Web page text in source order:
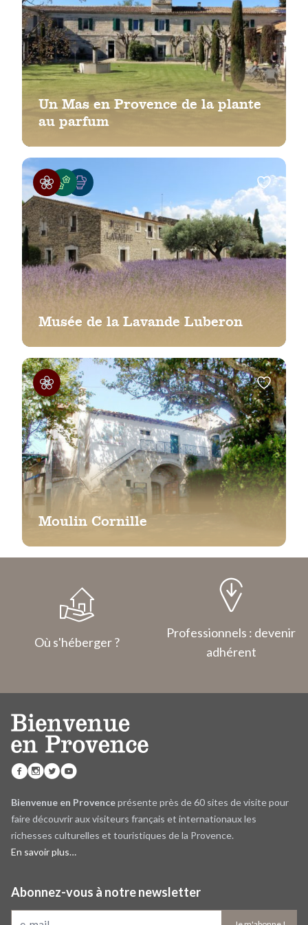
Un Mas en Provence de la plante
au parfum
Musée de la Lavande Luberon
Moulin Cornille
Où s'héberger ?
Professionnels : devenir
adhérent
Bienvenue en Provenceprésente près de 60 sites de visite pour
faire découvrir aux visiteurs français et internationaux les
richesses culturelles et touristiques de la Provence.
En savoir plus…
Abonnez-vous à notre newsletter